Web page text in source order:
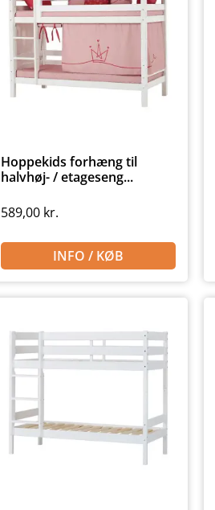
Hoppekids forhæng til
halvhøj- / etageseng...
589,00 kr.
INFO / KØB